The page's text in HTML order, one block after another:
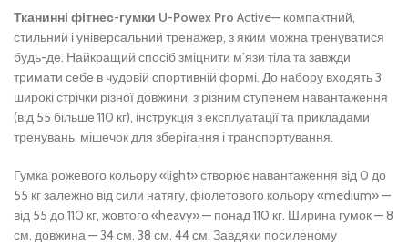
Тканинні фітнес-гумки U-Powex Pro Active— компактний,
стильний і універсальний тренажер, з яким можна тренуватися
будь-де. Найкращий спосіб зміцнити м’язи тіла та завжди
тримати себе в чудовій спортивній формі. До набору входять 3
широкі стрічки різної довжини, з різним ступенем навантаження
(від 55 більше 110 кг), інструкція з експлуатації та прикладами
тренувань, мішечок для зберігання і транспортування.
Гумка рожевого кольору «light» створює навантаження від 0 до
55 кг залежно від сили натягу, фіолетового кольору «medium» —
від 55 до 110 кг, жовтого «heavy» — понад 110 кг. Ширина гумок — 8
см, довжина — 34 см, 38 см, 44 см. Завдяки посиленому